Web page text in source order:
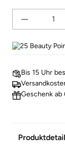
25 Beauty
Bis 15 Uhr
Geschenk ab